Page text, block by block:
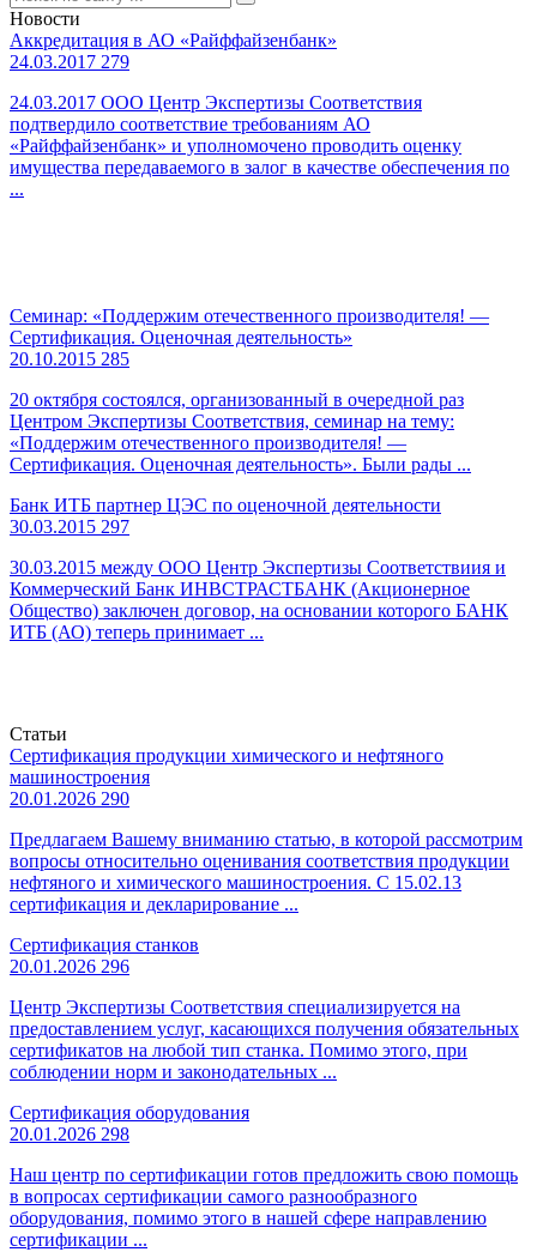
Новости
Аккредитация в АО «Райффайзенбанк»
24.03.2017 279
24.03.2017 ООО Центр Экспертизы Соответствия
подтвердило соответствие требованиям АО
«Райффайзенбанк» и уполномочено проводить оценку
имущества передаваемого в залог в качестве обеспечения по
...
Семинар: «Поддержим отечественного производителя! —
Сертификация. Оценочная деятельность»
20.10.2015 285
20 октября состоялся, организованный в очередной раз
Центром Экспертизы Соответствия, семинар на тему:
«Поддержим отечественного производителя! —
Сертификация. Оценочная деятельность». Были рады ...
Банк ИТБ партнер ЦЭС по оценочной деятельности
30.03.2015 297
30.03.2015 между ООО Центр Экспертизы Соответствиия и
Коммерческий Банк ИНВСТРАСТБАНК (Акционерное
Общество) заключен договор, на основании которого БАНК
ИТБ (АО) теперь принимает ...
Статьи
Сертификация продукции химического и нефтяного
машиностроения
20.01.2026 290
Предлагаем Вашему вниманию статью, в которой рассмотрим
вопросы относительно оценивания соответствия продукции
нефтяного и химического машиностроения. С 15.02.13
сертификация и декларирование ...
Сертификация станков
20.01.2026 296
Центр Экспертизы Соответствия специализируется на
предоставлением услуг, касающихся получения обязательных
сертификатов на любой тип станка. Помимо этого, при
соблюдении норм и законодательных ...
Сертификация оборудования
20.01.2026 298
Наш центр по сертификации готов предложить свою помощь
в вопросах сертификации самого разнообразного
оборудования, помимо этого в нашей сфере направлению
сертификации ...